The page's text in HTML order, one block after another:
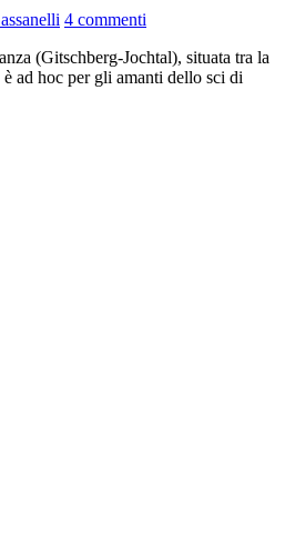
4 commenti
(Gitschberg-Jochtal), situata tra la
ad hoc per gli amanti dello sci di